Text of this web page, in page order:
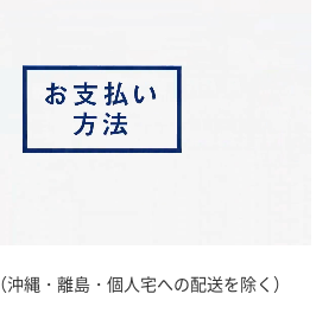
（沖縄・離島・個人宅への配送を除く）